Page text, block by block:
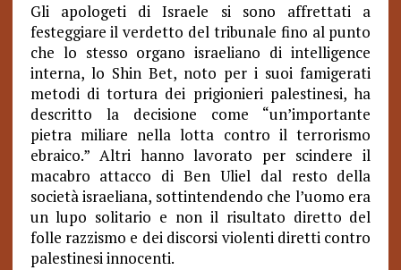
Gli apologeti di Israele si sono affrettati a
festeggiare il verdetto del tribunale fino al punto
che lo stesso organo israeliano di intelligence
interna, lo Shin Bet, noto per i suoi famigerati
metodi di tortura dei prigionieri palestinesi, ha
descritto la decisione come “un’importante
pietra miliare nella lotta contro il terrorismo
ebraico.” Altri hanno lavorato per scindere il
macabro attacco di Ben Uliel dal resto della
società israeliana, sottintendendo che l’uomo era
un lupo solitario e non il risultato diretto del
folle razzismo e dei discorsi violenti diretti contro
palestinesi innocenti.